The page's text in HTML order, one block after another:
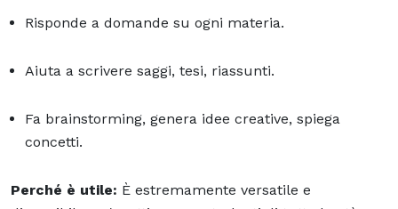
Risponde a domande su ogni materia.
Aiuta a scrivere saggi, tesi, riassunti.
Fa brainstorming, genera idee creative, spiega
concetti.
Perché è utile: È estremamente versatile e